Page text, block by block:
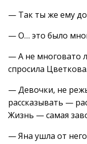
— Так ты же ему
— О… это было
— А не многовато
спросила Цветкова.
— Девочки, не
рассказывать —
Жизнь — самая
— Яна ушла от